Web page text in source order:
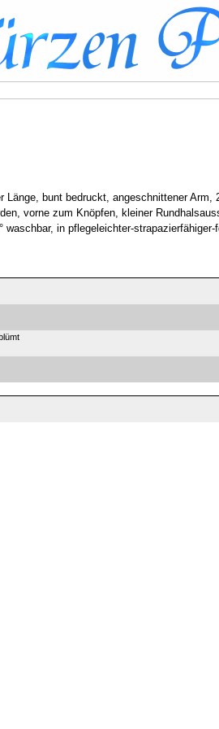
Länge, bunt bedruckt, angeschnittener Arm,
vorne zum Knöpfen, kleiner
waschbar, in pflegeleichter-